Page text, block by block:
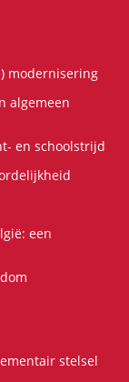
modernisering
algemeen
en schoolstrijd
een
stelsel